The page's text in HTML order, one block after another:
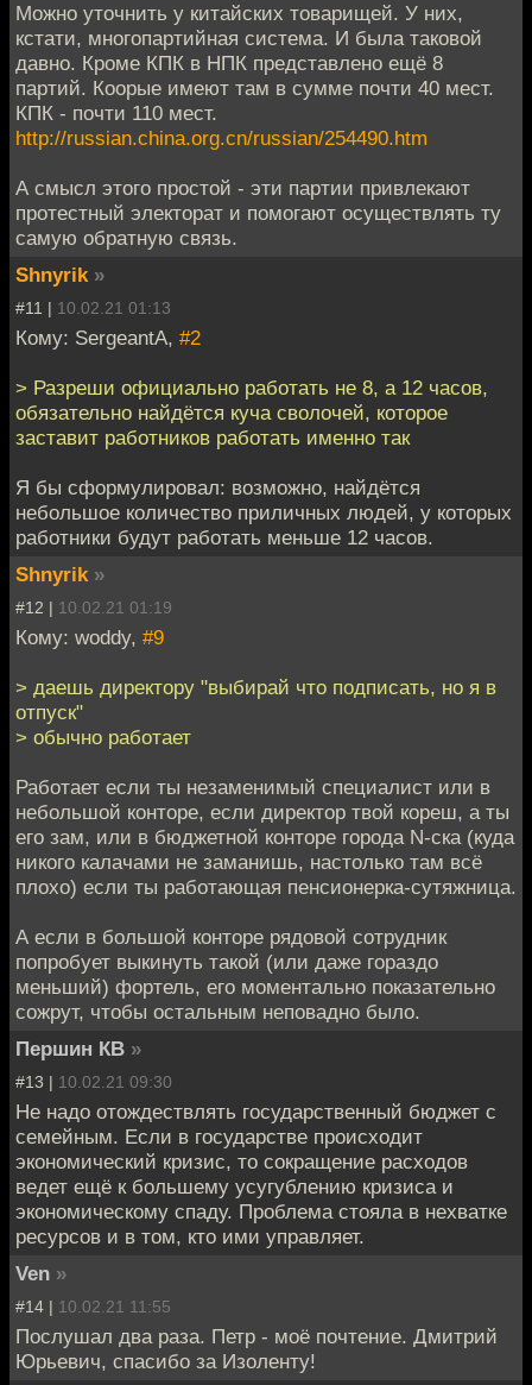
Можно уточнить у китайских товарищей. У них,
кстати, многопартийная система. И была таковой
давно. Кроме КПК в НПК представлено ещё 8
партий. Коорые имеют там в сумме почти 40 мест.
КПК - почти 110 мест.
http://russian.china.org.cn/russian/254490.htm
А смысл этого простой - эти партии привлекают
протестный электорат и помогают осуществлять ту
самую обратную связь.
Shnyrik »
#11 | 10.02.21 01:13
Кому: SergeantA, #2
> Разреши официально работать не 8, а 12 часов,
обязательно найдётся куча сволочей, которое
заставит работников работать именно так
Я бы сформулировал: возможно, найдётся
небольшое количество приличных людей, у которых
работники будут работать меньше 12 часов.
Shnyrik »
#12 | 10.02.21 01:19
Кому: woddy, #9
> даешь директору "выбирай что подписать, но я в
отпуск"
> обычно работает
Работает если ты незаменимый специалист или в
небольшой конторе, если директор твой кореш, а ты
его зам, или в бюджетной конторе города N-ска (куда
никого калачами не заманишь, настолько там всё
плохо) если ты работающая пенсионерка-сутяжница.
А если в большой конторе рядовой сотрудник
попробует выкинуть такой (или даже гораздо
меньший) фортель, его моментально показательно
сожрут, чтобы остальным неповадно было.
Першин КВ »
#13 | 10.02.21 09:30
Не надо отождествлять государственный бюджет с
семейным. Если в государстве происходит
экономический кризис, то сокращение расходов
ведет ещё к большему усугублению кризиса и
экономическому спаду. Проблема стояла в нехватке
ресурсов и в том, кто ими управляет.
Ven »
#14 | 10.02.21 11:55
Послушал два раза. Петр - моё почтение. Дмитрий
Юрьевич, спасибо за Изоленту!